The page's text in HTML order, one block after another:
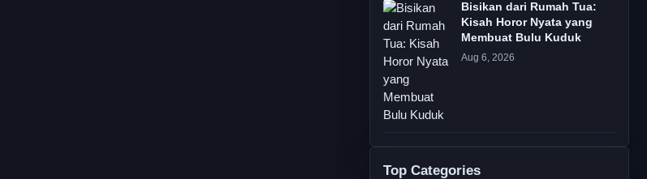
Bisikan dari Rumah Tua:
Kisah Horor Nyata yang
Membuat Bulu Kuduk
Aug 6, 2026
Top Categories